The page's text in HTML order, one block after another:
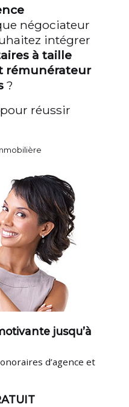
négociateur
intégrer
à taille
rémunérateur
?
réussir
jusqu’à
d’agence et